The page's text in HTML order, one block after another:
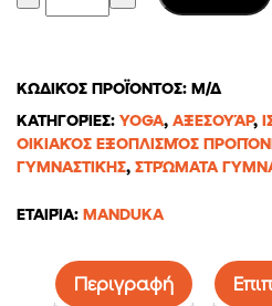
ΚΩΔΙΚΌΣ ΠΡΟΪΌΝΤΟΣ: Μ/Δ
ΚΑΤΗΓΟΡΊΕΣ: YOGA, ΑΞΕΣΟΥΆΡ,
ΟΙΚΙΑΚΌΣ ΕΞΟΠΛΙΣΜΌΣ
ΓΥΜΝΑΣΤΙΚΉΣ, ΣΤΡΏΜΑΤΑ
ΕΤΑΙΡΊΑ: MANDUKA
Περιγραφή